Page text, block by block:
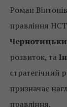
Роман
правління
розвиток, та
стратегічний
призначає
правління.